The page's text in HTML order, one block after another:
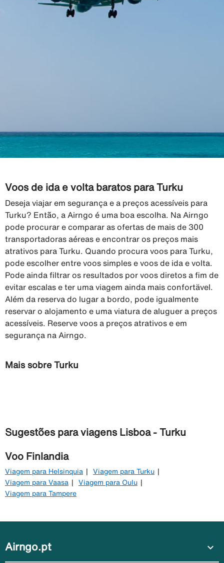
Voos de ida e volta baratos para Turku
Deseja viajar em segurança e a preços acessíveis para
Turku? Então, a Airngo é uma boa escolha. Na Airngo
pode procurar e comparar as ofertas de mais de 300
transportadoras aéreas e encontrar os preços mais
atrativos para Turku. Quando procura voos para Turku,
pode escolher entre voos simples e voos de ida e volta.
Pode ainda filtrar os resultados por voos diretos a fim de
evitar escalas e ter uma viagem ainda mais confortävel.
Além da reserva do lugar a bordo, pode igualmente
reservar o alojamento e uma viatura de aluguer a preços
acessíveis. Reserve voos a preços atrativos e em
segurança na Airngo.
Mais sobre Turku
Sugestões para viagens Lisboa - Turku
Voo Finlandia
Viagem para Helsinquia
Viagem para Turku
Viagem para Vaasa
Viagem para Oulu
Viagem para Tampere
Airngo.pt expand_more